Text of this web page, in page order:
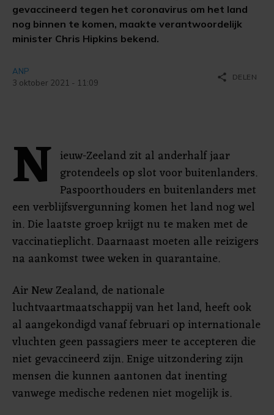
gevaccineerd tegen het coronavirus om het land
nog binnen te komen, maakte verantwoordelijk
minister Chris Hipkins bekend.
ANP
3 oktober 2021 - 11:09
share DELEN
N ieuw-Zeeland zit al anderhalf jaar
grotendeels op slot voor buitenlanders.
Paspoorthouders en buitenlanders met
een verblijfsvergunning komen het land nog wel
in. Die laatste groep krijgt nu te maken met de
vaccinatieplicht. Daarnaast moeten alle reizigers
na aankomst twee weken in quarantaine.
Air New Zealand, de nationale
luchtvaartmaatschappij van het land, heeft ook
al aangekondigd vanaf februari op internationale
vluchten geen passagiers meer te accepteren die
niet gevaccineerd zijn. Enige uitzondering zijn
mensen die kunnen aantonen dat inenting
vanwege medische redenen niet mogelijk is.